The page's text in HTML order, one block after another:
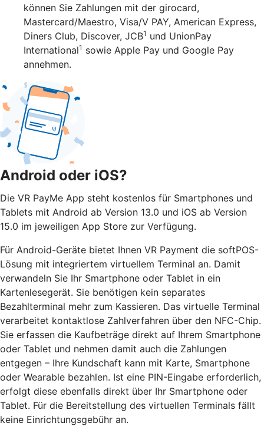
können Sie Zahlungen mit der girocard,
Mastercard/Maestro, Visa/V PAY, American Express,
Diners Club, Discover, JCB1 und UnionPay
International1 sowie Apple Pay und Google Pay
annehmen.
Android oder iOS?
Die VR PayMe App steht kostenlos für Smartphones und
Tablets mit Android ab Version 13.0 und iOS ab Version
15.0 im jeweiligen App Store zur Verfügung.
Für Android-Geräte bietet Ihnen VR Payment die softPOS-
Lösung mit integriertem virtuellem Terminal an. Damit
verwandeln Sie Ihr Smartphone oder Tablet in ein
Kartenlesegerät. Sie benötigen kein separates
Bezahlterminal mehr zum Kassieren. Das virtuelle Terminal
verarbeitet kontaktlose Zahlverfahren über den NFC-Chip.
Sie erfassen die Kaufbeträge direkt auf Ihrem Smartphone
oder Tablet und nehmen damit auch die Zahlungen
entgegen – Ihre Kundschaft kann mit Karte, Smartphone
oder Wearable bezahlen. Ist eine PIN-Eingabe erforderlich,
erfolgt diese ebenfalls direkt über Ihr Smartphone oder
Tablet. Für die Bereitstellung des virtuellen Terminals fällt
keine Einrichtungsgebühr an.